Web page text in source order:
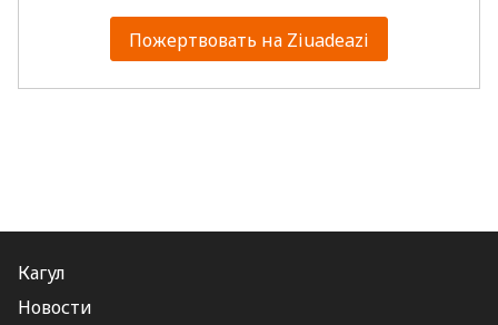
Пожертвовать на Ziuadeazi
Кагул
Новости